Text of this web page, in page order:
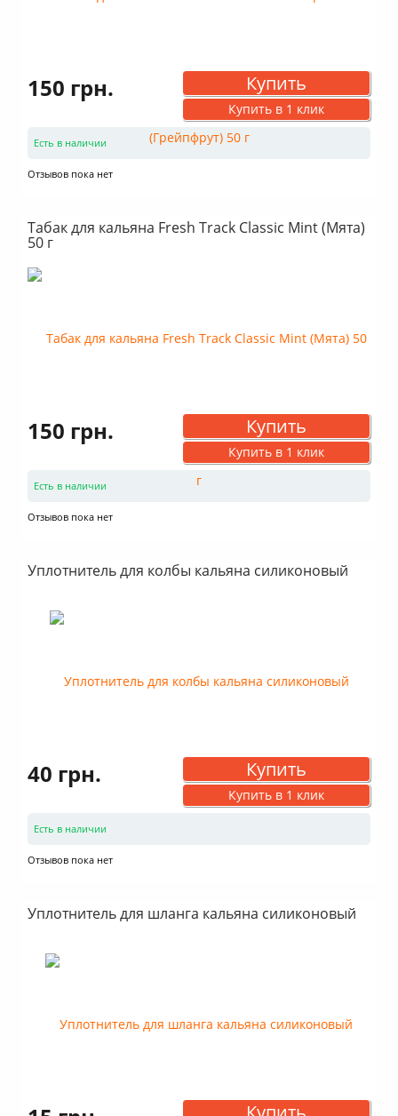
150 грн. Купить
Купить в 1 клик
Есть в наличии
Отзывов пока нет
Табак для кальяна Fresh Track Classic Mint (Мята)
50 г
150 грн. Купить
Купить в 1 клик
Есть в наличии
Отзывов пока нет
Уплотнитель для колбы кальяна силиконовый
40 грн. Купить
Купить в 1 клик
Есть в наличии
Отзывов пока нет
Уплотнитель для шланга кальяна силиконовый